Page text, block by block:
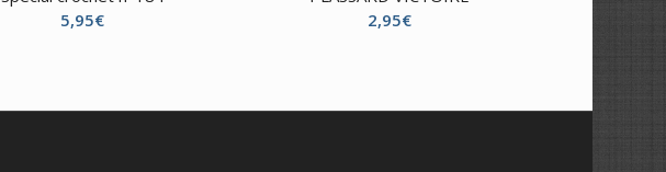
5,95€
2,95€